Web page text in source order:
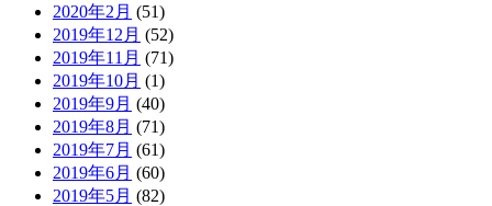
2020年2月 (51)
2019年12月 (52)
2019年11月 (71)
2019年10月 (1)
2019年9月 (40)
2019年8月 (71)
2019年7月 (61)
2019年6月 (60)
2019年5月 (82)